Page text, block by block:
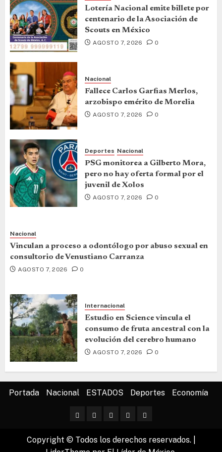
Lotería Nacional emite billete por
centenario de la Asociación de
Scouts en México
AGOSTO 7, 2026 0
Nacional
Fallece Carlos Garfias Merlos,
arzobispo emérito de Morelia
AGOSTO 7, 2026 0
Deportes Nacional
PSG monitorea a Gilberto Mora,
pero no hay oferta formal por el
juvenil de Xolos
AGOSTO 7, 2026 0
Nacional
Vinculan a proceso a odontólogo por abuso sexual en
consultorio de Venustiano Carranza
AGOSTO 7, 2026 0
Internacional
Estudio en Science vincula el
consumo de fruta ancestral con la
evolución del cerebro humano
AGOSTO 7, 2026 0
Portada Nacional ESTADOS Deportes Economía
Copyright © Todos los derechos reservados.